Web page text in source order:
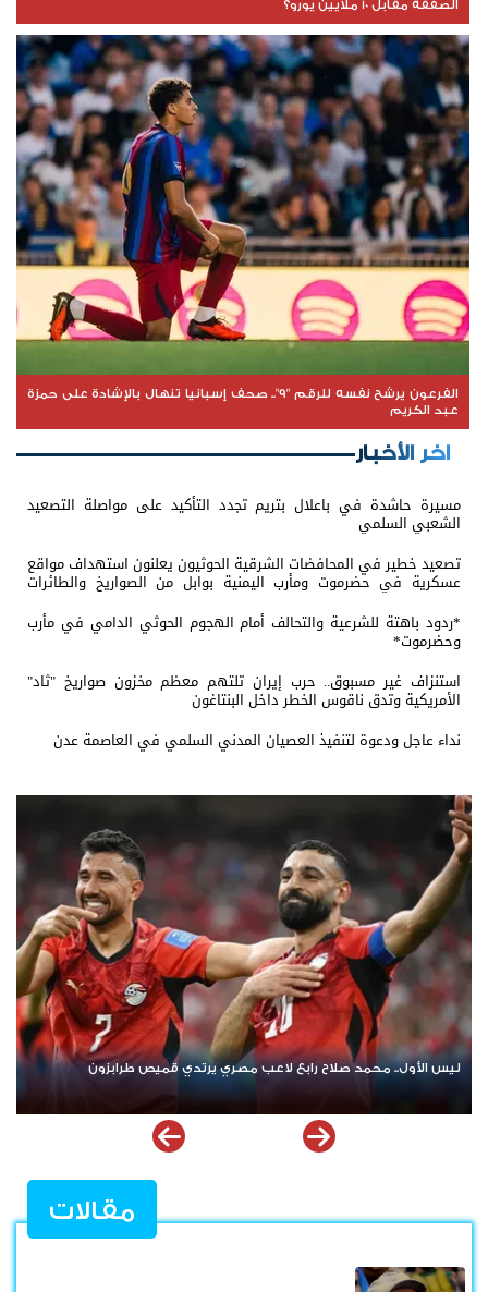
الصفقة مقابل 10 ملايين يورو؟
الفرعون يرشح نفسه للرقم "9".. صحف إسبانيا تنهال بالإشادة على حمزة
عبد الكريم
اخر الأخبار
مسيرة حاشدة في باعلال بتريم تجدد التأكيد على مواصلة التصعيد
الشعبي السلمي
تصعيد خطير في المحافضات الشرقية الحوثيون يعلنون استهداف مواقع
عسكرية في حضرموت ومأرب اليمنية بوابل من الصواريخ والطائرات
*ردود باهتة للشرعية والتحالف أمام الهجوم الحوثي الدامي في مأرب
وحضرموت*
استنزاف غير مسبوق.. حرب إيران تلتهم معظم مخزون صواريخ "ثاد"
الأمريكية وتدق ناقوس الخطر داخل البنتاغون
نداء عاجل ودعوة لتنفيذ العصيان المدني السلمي في العاصمة عدن
ريال مدريد يودع غونزالو غارسيا مقابل 40 مليون يورو ويملك "حق العودة"
مقالات